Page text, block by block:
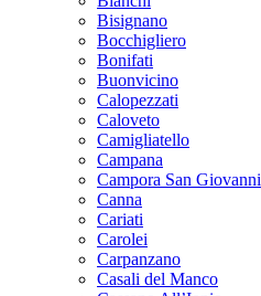
Bisignano
Bocchigliero
Bonifati
Buonvicino
Calopezzati
Caloveto
Camigliatello
Campana
Campora San Giovanni
Canna
Cariati
Carolei
Carpanzano
Casali del Manco